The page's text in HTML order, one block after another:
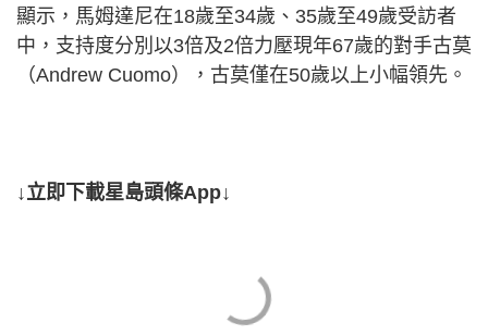
顯示，馬姆達尼在18歲至34歲、35歲至49歲受訪者
中，支持度分別以3倍及2倍力壓現年67歲的對手古莫
（Andrew Cuomo），古莫僅在50歲以上小幅領先。
↓立即下載星島頭條App↓